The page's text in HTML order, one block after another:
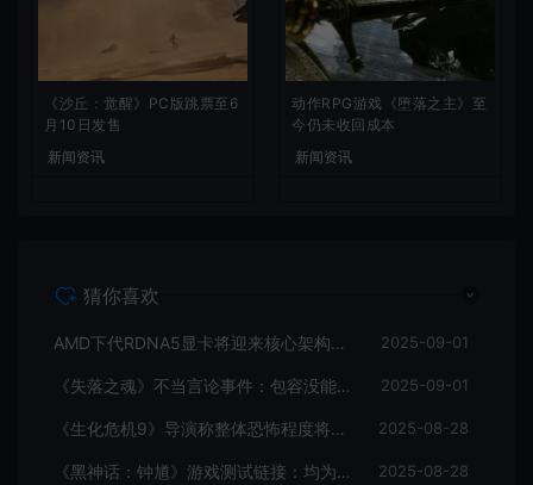
《沙丘：觉醒》PC版跳票至6
月10日发售
新闻资讯
动作RPG游戏《堕落之主》至
今仍未收回成本
新闻资讯
猜你喜欢
AMD下代RDNA5显卡将迎来核心架构大幅升级 2025-09-01
《失落之魂》不当言论事件：包容没能消解过激言论 2025-09-01
《生化危机9》导演称整体恐怖程度将进一步提升 2025-08-28
《黑神话：钟馗》游戏测试链接：均为骗子 2025-08-28